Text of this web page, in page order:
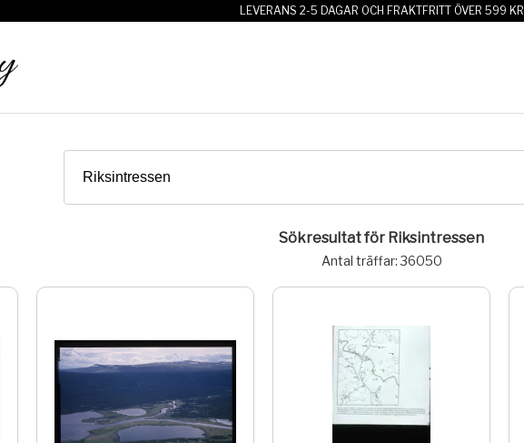
LEVERANS 2-5 DAGAR OCH FRAKTFRITT ÖVER 599 KR
Sökresultat för Riksintressen
Antal träffar: 36050